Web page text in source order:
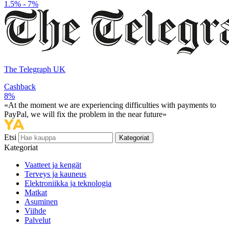
1.5% - 7%
The Telegraph UK
Cashback
8%
«At the moment we are experiencing difficulties with payments to
PayPal, we will fix the problem in the near future»
Etsi Kategoriat
Kategoriat
Vaatteet ja kengät
Terveys ja kauneus
Elektroniikka ja teknologia
Matkat
Asuminen
Viihde
Palvelut